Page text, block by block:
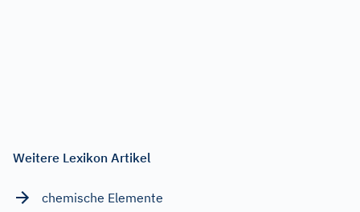
Weitere Lexikon Artikel
chemische Elemente